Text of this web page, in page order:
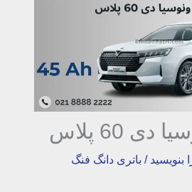
60 پلاس
بنویسید / باتری دانگ فنگ